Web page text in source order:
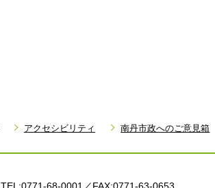
アクセシビリティ 南丹市政へのご意見箱
TEL:0771-68-0001／FAX:0771-63-0653